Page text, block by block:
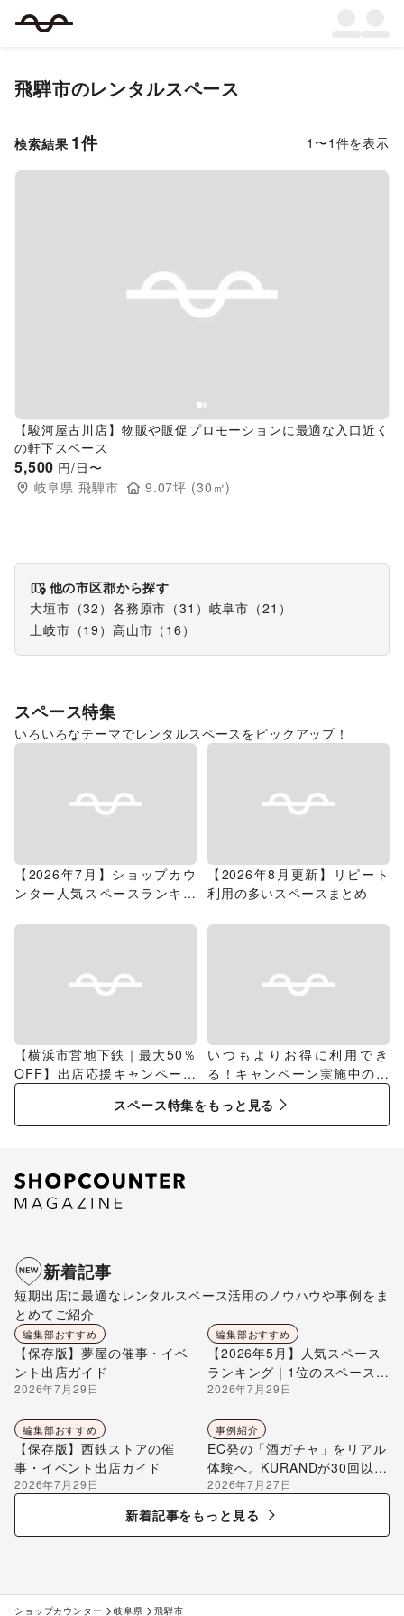
飛騨市のレンタルスペース
検索結果 1件 1 〜1 件を表示
Previous slide
【駿河屋古川店】物販や販促プロモーションに最適な入口近く
の軒下スペース
5,500 円/日〜
岐阜県 飛騨市 9.07坪 (30 ㎡)
他の市区郡から探す
大垣市 （32 ） 各務原市 （31 ） 岐阜市 （21 ）
土岐市 （19 ） 高山市 （ 16 ）
スペース特集
いろいろなテーマでレンタルスペースをピックアップ！
【2026年7月】ショップカウ
ンター人気スペースランキン
【2026年8月更新】リピート
利用の多いスペースまとめ
【横浜市営地下鉄｜最大50％
OFF】出店応援キャンペーン
特集
いつもよりお得に利用でき
る！キャンペーン実施中のス
スペース特集をもっと見る
新着記事
短期出店に最適なレンタルスペース活用のノウハウや事例をま
とめてご紹介
編集部おすすめ
【保存版】夢屋の催事・イベ
ント出店ガイド
2026年7月29日
編集部おすすめ
【2026年5月】人気スペース
ランキング｜1位のスペースを
編集部が解説
2026年7月29日
編集部おすすめ
【保存版】西鉄ストアの催
事・イベント出店ガイド
2026年7月29日
事例紹介
EC発の「酒ガチャ」をリアル
体験へ。KURANDが30回以上
のポップアップ出店で届け
る“新しいお酒との出会い”
2026年7月27日
新着記事をもっと見る
ショップカウンター 岐阜県 飛騨市